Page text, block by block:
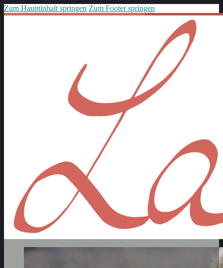
Zum Hauptinhalt springen Zum Footer springen